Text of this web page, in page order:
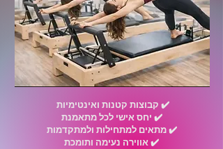
✔️ קבוצות קטנות ואינטימיות
✔️ יחס אישי לכל מתאמנת
✔️ מתאים למתחילות ולמתקדמות
✔️ אווירה נעימה ותומכת